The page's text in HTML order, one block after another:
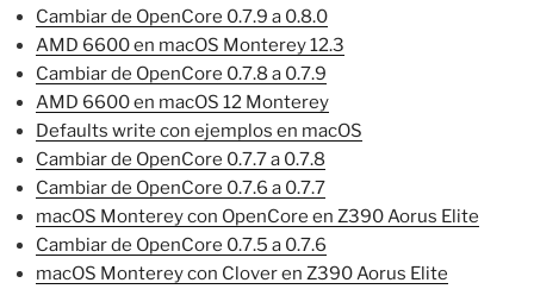
Cambiar de OpenCore 0.7.9 a 0.8.0
AMD 6600 en macOS Monterey 12.3
Cambiar de OpenCore 0.7.8 a 0.7.9
AMD 6600 en macOS 12 Monterey
Defaults write con ejemplos en macOS
Cambiar de OpenCore 0.7.7 a 0.7.8
Cambiar de OpenCore 0.7.6 a 0.7.7
macOS Monterey con OpenCore en Z390 Aorus Elite
Cambiar de OpenCore 0.7.5 a 0.7.6
macOS Monterey con Clover en Z390 Aorus Elite